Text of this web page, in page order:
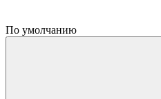
По умолчанию